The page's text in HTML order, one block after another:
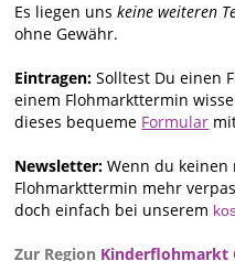
Es liegen unskeine weiteren
ohne Gewähr.
Eintragen:Solltest Du einen
einem Flohmarkttermin
dieses bequeme Formular
Newsletter: Wenn du keinen
Flohmarkttermin mehr
doch einfach bei unserem
Zur Region Kinderflohmarkt